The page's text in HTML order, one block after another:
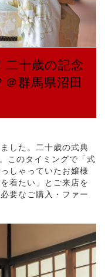
十歳の記念
群馬県沼田
した。二十歳の式典
このタイミングで「式
しゃっていたお嬢様
着たい」とご来店を
要なご購入・ファー